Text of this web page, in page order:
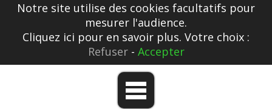
Notre site utilise des cookies facultatifs pour
mesurer l'audience.
Cliquez ici pour en savoir plus. Votre choix :
Refuser- Accepter